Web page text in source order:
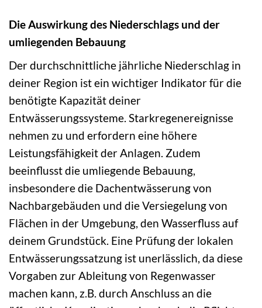
Die Auswirkung des Niederschlags und der
umliegenden Bebauung
Der durchschnittliche jährliche Niederschlag in
deiner Region ist ein wichtiger Indikator für die
benötigte Kapazität deiner
Entwässerungssysteme. Starkregenereignisse
nehmen zu und erfordern eine höhere
Leistungsfähigkeit der Anlagen. Zudem
beeinflusst die umliegende Bebauung,
insbesondere die Dachentwässerung von
Nachbargebäuden und die Versiegelung von
Flächen in der Umgebung, den Wasserfluss auf
deinem Grundstück. Eine Prüfung der lokalen
Entwässerungssatzung ist unerlässlich, da diese
Vorgaben zur Ableitung von Regenwasser
machen kann, z.B. durch Anschluss an die